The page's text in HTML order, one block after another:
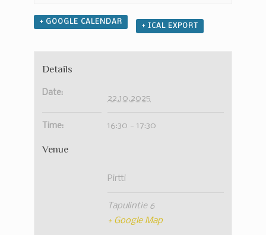
+ GOOGLE CALENDAR
+ ICAL EXPORT
Details
Date:
22.10.2025
Time: 16:30 - 17:30
Venue
Pirtti
Tapulintie 6
+ Google Map